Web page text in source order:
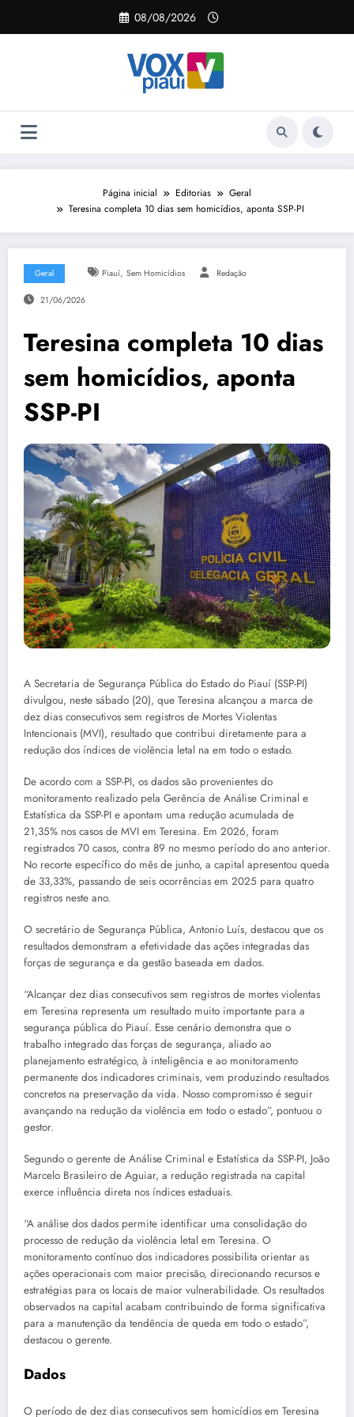
o
08/08/2026
Página inicial Editorias
Geral
Teresina completa 10 dias sem homicídios, aponta SSP-PI
Geral Piauí, Sem Homicídios Redação
21/06/2026
Teresina completa 10 dias
sem homicídios, aponta
SSP-PI
A Secretaria de Segurança Pública do Estado do Piauí (SSP-PI)
divulgou, neste sábado (20), que Teresina alcançou a marca de
dez dias consecutivos sem registros de Mortes Violentas
Intencionais (MVI), resultado que contribui diretamente para a
redução dos índices de violência letal na em todo o estado.
De acordo com a SSP-PI, os dados são provenientes do
monitoramento realizado pela Gerência de Análise Criminal e
Estatística da SSP-PI e apontam uma redução acumulada de
21,35% nos casos de MVI em Teresina. Em 2026, foram
registrados 70 casos, contra 89 no mesmo período do ano anterior.
No recorte específico do mês de junho, a capital apresentou queda
de 33,33%, passando de seis ocorrências em 2025 para quatro
registros neste ano.
O secretário de Segurança Pública, Antonio Luís, destacou que os
resultados demonstram a efetividade das ações integradas das
forças de segurança e da gestão baseada em dados.
“Alcançar dez dias consecutivos sem registros de mortes violentas
em Teresina representa um resultado muito importante para a
segurança pública do Piauí. Esse cenário demonstra que o
trabalho integrado das forças de segurança, aliado ao
planejamento estratégico, à inteligência e ao monitoramento
permanente dos indicadores criminais, vem produzindo resultados
concretos na preservação da vida. Nosso compromisso é seguir
avançando na redução da violência em todo o estado”, pontuou o
gestor.
Segundo o gerente de Análise Criminal e Estatística da SSP-PI, João
Marcelo Brasileiro de Aguiar, a redução registrada na capital
exerce influência direta nos índices estaduais.
“A análise dos dados permite identificar uma consolidação do
processo de redução da violência letal em Teresina. O
monitoramento contínuo dos indicadores possibilita orientar as
ações operacionais com maior precisão, direcionando recursos e
estratégias para os locais de maior vulnerabilidade. Os resultados
observados na capital acabam contribuindo de forma significativa
para a manutenção da tendência de queda em todo o estado”,
destacou o gerente.
Dados
O período de dez dias consecutivos sem homicídios em Teresina